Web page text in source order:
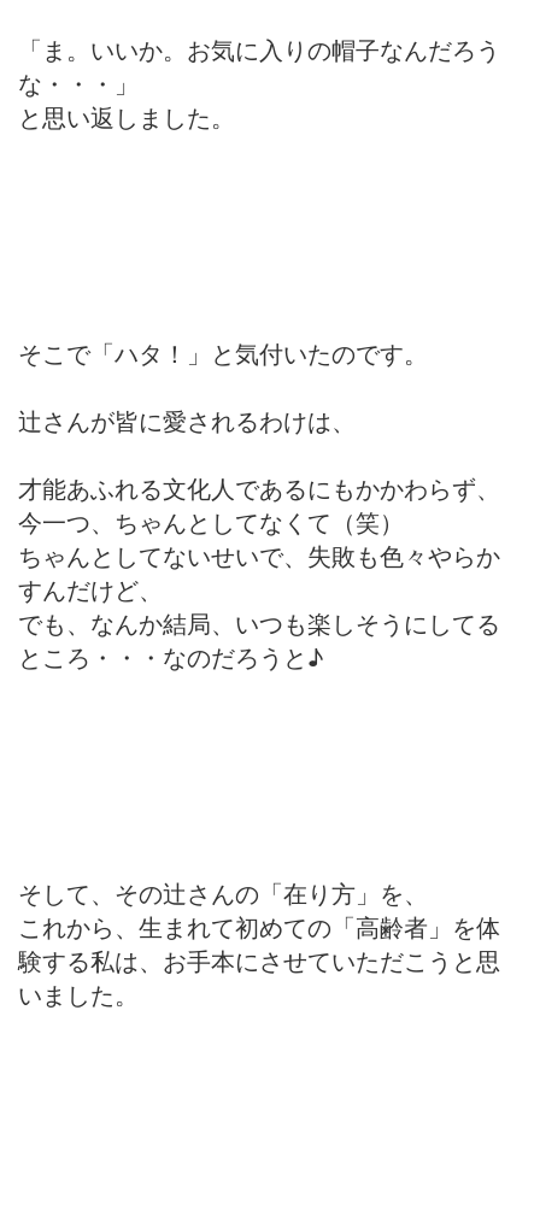
「ま。いいか。お気に入りの帽子なんだろう
な・・・」
と思い返しました。
そこで「ハタ！」と気付いたのです。
辻さんが皆に愛されるわけは、
才能あふれる文化人であるにもかかわらず、
今一つ、ちゃんとしてなくて（笑）
ちゃんとしてないせいで、失敗も色々やらか
すんだけど、
でも、なんか結局、いつも楽しそうにしてる
ところ・・・なのだろうと♪
そして、その辻さんの「在り方」を、
これから、生まれて初めての「高齢者」を体
験する私は、お手本にさせていただこうと思
いました。